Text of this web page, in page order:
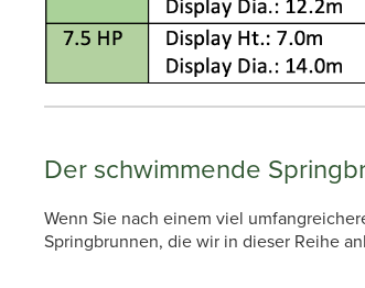
Der schwimmende
Wenn Sie nach einem viel
Springbrunnen, die wir in dieser Reihe